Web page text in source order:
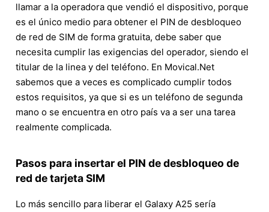
llamar a la operadora que vendió el dispositivo, porque
es el único medio para obtener el PIN de desbloqueo
de red de SIM de forma gratuita, debe saber que
necesita cumplir las exigencias del operador, siendo el
titular de la linea y del teléfono. En Movical.Net
sabemos que a veces es complicado cumplir todos
estos requisitos, ya que si es un teléfono de segunda
mano o se encuentra en otro país va a ser una tarea
realmente complicada.
Pasos para insertar el PIN de desbloqueo de
red de tarjeta SIM
Lo más sencillo para liberar el Galaxy A25 sería